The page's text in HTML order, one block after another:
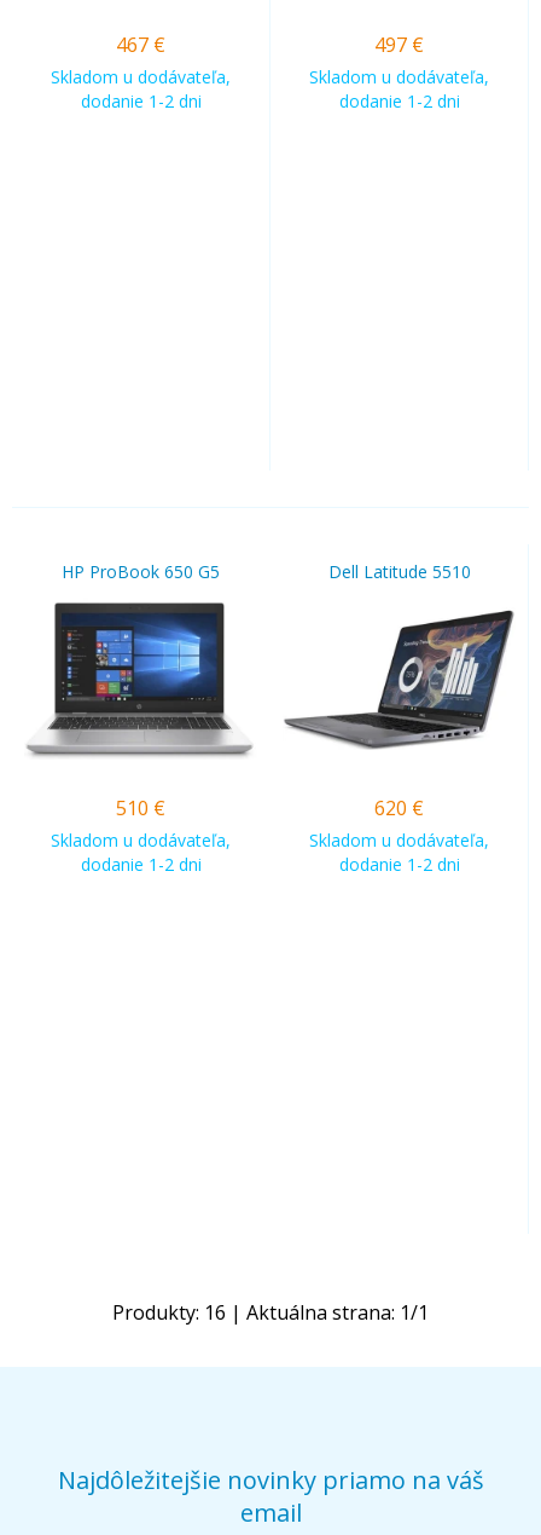
467 €
Skladom u dodávateľa,
dodanie 1-2 dni
497 €
Skladom u dodávateľa,
dodanie 1-2 dni
HP ProBook 650 G5
510 €
Skladom u dodávateľa,
dodanie 1-2 dni
Dell Latitude 5510
620 €
Skladom u dodávateľa,
dodanie 1-2 dni
Produkty: 16 | Aktuálna strana: 1/1
Najdôležitejšie novinky priamo na váš
email